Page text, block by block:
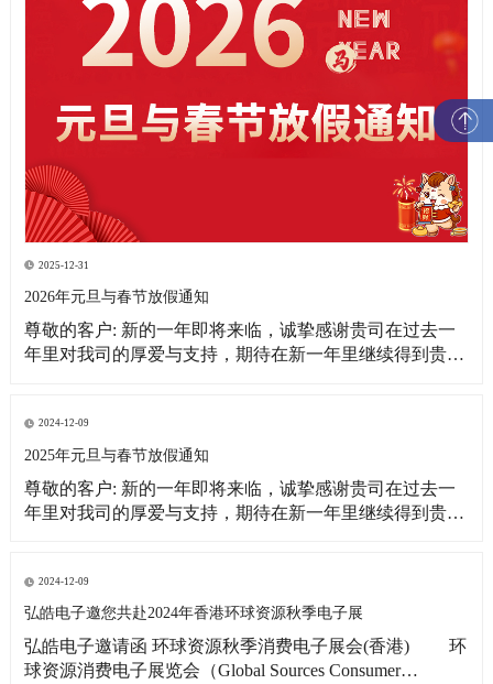
2025-12-31
2026年元旦与春节放假通知
尊敬的客户: 新的一年即将来临，诚挚感谢贵司在过去一
年里对我司的厚爱与支持，期待在新一年里继续得到贵司
单需求，提前做好春节期间物料准备工作，现将我司放假
相关事宜通知如下: 1、元旦放假
2024-12-09
2025年元旦与春节放假通知
尊敬的客户: 新的一年即将来临，诚挚感谢贵司在过去一
年里对我司的厚爱与支持，期待在新一年里继续得到贵司
求，提前做好春节期间物料准备工作，现将我司放假相关
事宜通知如下: 1、元旦放假时间：2025
2024-12-09
弘皓电子邀您共赴2024年香港环球资源秋季电子展
弘皓电子邀请函 环球资源秋季消费电子展会(香港) 环
球资源消费电子展览会（Global Sources Consumer